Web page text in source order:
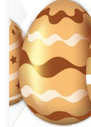
Doe jij ook mee
het in z’n werk? –
om 10 uur ’s
naar de locaties
Als je een […]